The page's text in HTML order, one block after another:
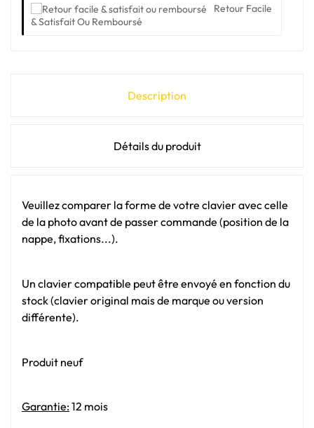
Retour Facile
& Satisfait Ou Remboursé
Description
Détails du produit
Veuillez comparer la forme de votre clavier avec celle
de la photo avant de passer commande (position de la
nappe, fixations...).
Un clavier compatible peut être envoyé en fonction du
stock (clavier original mais de marque ou version
différente).
Produit neuf
Garantie:12 mois